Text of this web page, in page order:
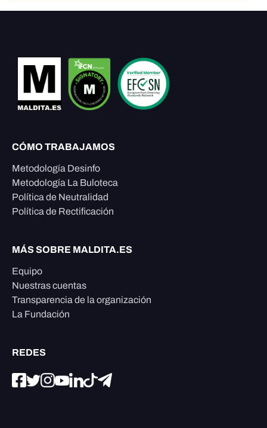
CÓMO TRABAJAMOS
Metodología Desinfo
Metodología La Buloteca
Política de Neutralidad
Política de Rectificación
MÁS SOBRE MALDITA.ES
Equipo
Nuestras cuentas
Transparencia de la organización
La Fundación
REDES